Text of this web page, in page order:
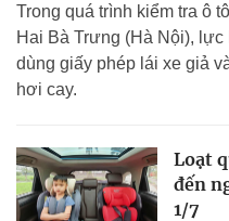
Trong quá trình kiểm tra ô
Hai Bà Trưng (Hà Nội),
dùng giấy phép lái xe giả
hơi cay.
Loạt
đến
1/7